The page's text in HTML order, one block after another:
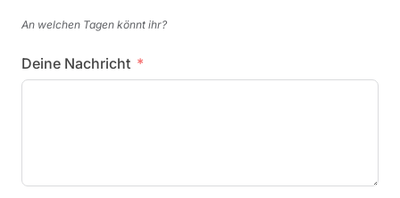
An welchen Tagen könnt ihr?
Deine Nachricht